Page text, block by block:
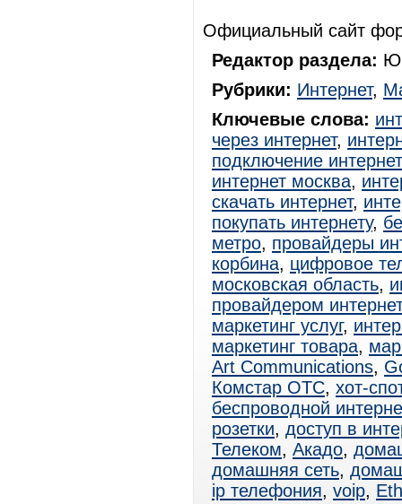
Официальный сайт
Редактор раздела:
Рубрики: Интернет,
Ключевые слова:
через интернет,
подключение
интернет москва,
скачать интернет,
покупать интернету,
метро, провайдеры
корбина, цифровое
московская область,
провайдером
маркетинг услуг,
маркетинг товара,
Art Communications,
Комстар ОТС, хот-
беспроводной
розетки, доступ в
Телеком, Акадо,
домашняя сеть,
ip телефония, voip,